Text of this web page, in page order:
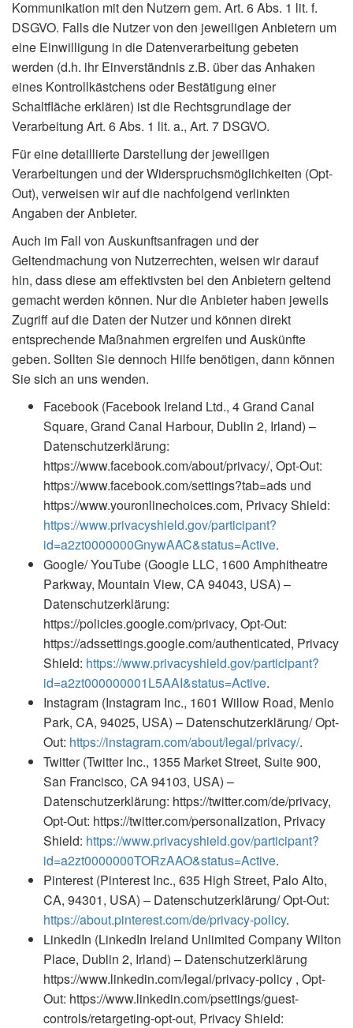
Kommunikation mit den Nutzern gem. Art. 6 Abs. 1 lit. f.
DSGVO. Falls die Nutzer von den jeweiligen Anbietern um
eine Einwilligung in die Datenverarbeitung gebeten
werden (d.h. ihr Einverständnis z.B. über das Anhaken
eines Kontrollkästchens oder Bestätigung einer
Schaltfläche erklären) ist die Rechtsgrundlage der
Verarbeitung Art. 6 Abs. 1 lit. a., Art. 7 DSGVO.
Für eine detaillierte Darstellung der jeweiligen
Verarbeitungen und der Widerspruchsmöglichkeiten (Opt-
Out), verweisen wir auf die nachfolgend verlinkten
Angaben der Anbieter.
Auch im Fall von Auskunftsanfragen und der
Geltendmachung von Nutzerrechten, weisen wir darauf
hin, dass diese am effektivsten bei den Anbietern geltend
gemacht werden können. Nur die Anbieter haben jeweils
Zugriff auf die Daten der Nutzer und können direkt
entsprechende Maßnahmen ergreifen und Auskünfte
geben. Sollten Sie dennoch Hilfe benötigen, dann können
Sie sich an uns wenden.
Facebook (Facebook Ireland Ltd., 4 Grand Canal
Square, Grand Canal Harbour, Dublin 2, Irland) –
Datenschutzerklärung:
https://www.facebook.com/about/privacy/, Opt-Out:
https://www.facebook.com/settings?tab=ads und
https://www.youronlinechoices.com, Privacy Shield:
https://www.privacyshield.gov/participant?
id=a2zt0000000GnywAAC&status=Active.
Google/ YouTube (Google LLC, 1600 Amphitheatre
Parkway, Mountain View, CA 94043, USA) –
Datenschutzerklärung:
https://policies.google.com/privacy, Opt-Out:
https://adssettings.google.com/authenticated, Privacy
Shield: https://www.privacyshield.gov/participant?
id=a2zt000000001L5AAI&status=Active.
Instagram (Instagram Inc., 1601 Willow Road, Menlo
Park, CA, 94025, USA) – Datenschutzerklärung/ Opt-
Out: https://instagram.com/about/legal/privacy/.
Twitter (Twitter Inc., 1355 Market Street, Suite 900,
San Francisco, CA 94103, USA) –
Datenschutzerklärung: https://twitter.com/de/privacy,
Opt-Out: https://twitter.com/personalization, Privacy
Shield: https://www.privacyshield.gov/participant?
id=a2zt0000000TORzAAO&status=Active.
Pinterest (Pinterest Inc., 635 High Street, Palo Alto,
CA, 94301, USA) – Datenschutzerklärung/ Opt-Out:
https://about.pinterest.com/de/privacy-policy.
LinkedIn (LinkedIn Ireland Unlimited Company Wilton
Place, Dublin 2, Irland) – Datenschutzerklärung
https://www.linkedin.com/legal/privacy-policy , Opt-
Out: https://www.linkedin.com/psettings/guest-
controls/retargeting-opt-out, Privacy Shield: